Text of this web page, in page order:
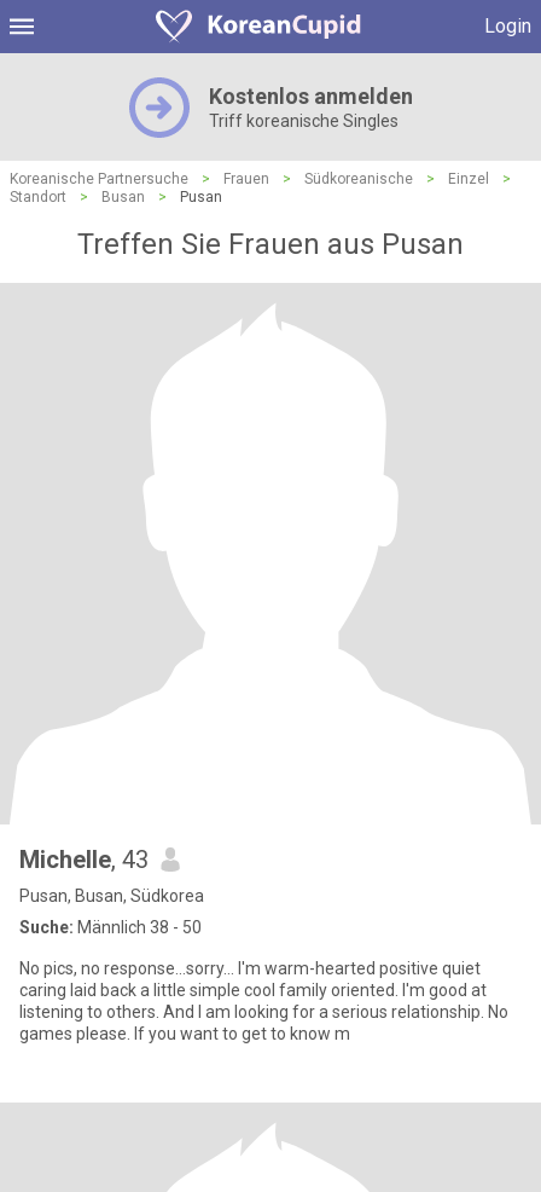
Login
Kostenlos anmelden
Triff koreanische Singles
Koreanische Partnersuche > Frauen > Südkoreanische > Einzel
>
Standort
> Busan > Pusan
Treffen Sie Frauen aus Pusan
Michelle, 43
Pusan, Busan, Südkorea
Suche: Männlich 38 - 50
No pics, no response...sorry... I'm warm-hearted positive quiet
caring laid back a little simple cool family oriented. I'm good at
listening to others. And I am looking for a serious relationship. No
games please. If you want to get to know m